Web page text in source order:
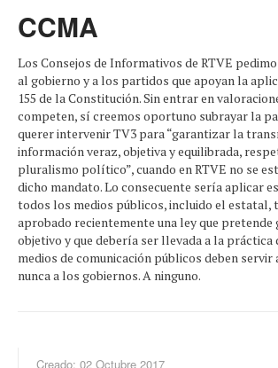
CCMA
Los Consejos de Informativos de RTVE
al gobierno y a los partidos que apoyan la
155 de la Constitución. Sin entrar en
competen, sí creemos oportuno subrayar la
querer intervenir TV3 para “garantizar la
información veraz, objetiva y equilibrada,
pluralismo político”, cuando en RTVE no se
dicho mandato. Lo consecuente sería aplicar
todos los medios públicos, incluido el estatal,
aprobado recientemente una ley que
objetivo y que debería ser llevada a la práctica
medios de comunicación públicos deben servir
nunca a los gobiernos. A ninguno.
Creado: 02 Octubre 2017